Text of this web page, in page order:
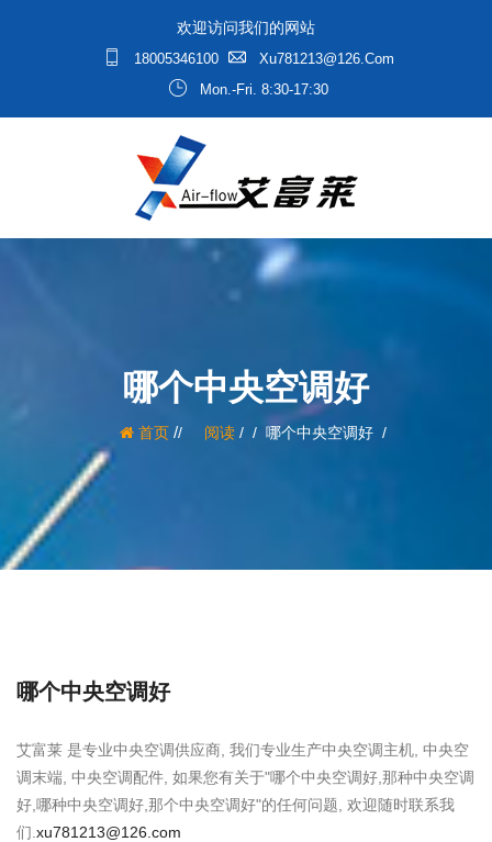
欢迎访问我们的网站
18005346100
Xu781213@126.com
Mon.-Fri. 8:30-17:30
哪个中央空调好
首页/ 阅读/ 哪个中央空调好
哪个中央空调好
艾富莱 是专业中央空调供应商, 我们专业生产中央空调主机, 中央空
调末端, 中央空调配件, 如果您有关于"哪个中央空调好,那种中央空调
好,哪种中央空调好,那个中央空调好"的任何问题, 欢迎随时联系我
们. xu781213@126.com